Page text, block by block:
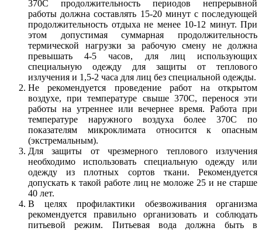
370С продолжительность периодов непрерывной
работы должна составлять 15-20 минут с последующей
продолжительность отдыха не менее 10-12 минут. При
этом допустимая суммарная продолжительность
термической нагрузки за рабочую смену не должна
превышать 4-5 часов, для лиц использующих
специальную одежду для защиты от теплового
излучения и 1,5-2 часа для лиц без специальной одежды.
Не рекомендуется проведение работ на открытом
воздухе, при температуре свыше 370С, перенося эти
работы на утреннее или вечернее время. Работа при
температуре наружного воздуха более 370С по
показателям микроклимата относится к опасным
(экстремальным).
Для защиты от чрезмерного теплового излучения
необходимо использовать специальную одежду или
одежду из плотных сортов ткани. Рекомендуется
допускать к такой работе лиц не моложе 25 и не старше
40 лет.
В целях профилактики обезвоживания организма
рекомендуется правильно организовать и соблюдать
питьевой режим. Питьевая вода должна быть в